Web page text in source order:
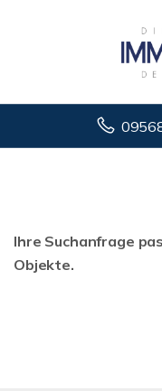
Ihre Suchanfrage
Objekte.